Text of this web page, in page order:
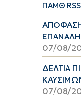
ΠΑΜΘ RSS
07/08/
ΔΕΛΤΙΑ
07/08/